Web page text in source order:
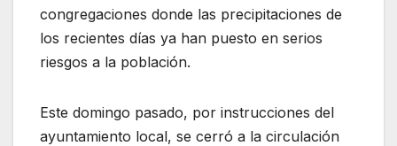
congregaciones donde las precipitaciones de
los recientes días ya han puesto en serios
riesgos a la población.
Este domingo pasado, por instrucciones del
ayuntamiento local, se cerró a la circulación